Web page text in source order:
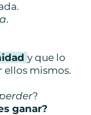
.
y que lo
mismos.
?
ganar?